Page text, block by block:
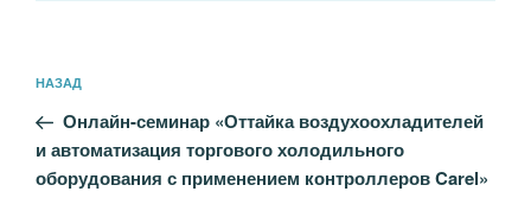
по
записям
Предыдущая
запись:
НАЗАД
Онлайн-семинар «Оттайка воздухоохладителей
и автоматизация торгового холодильного
оборудования с применением контроллеров Carel»